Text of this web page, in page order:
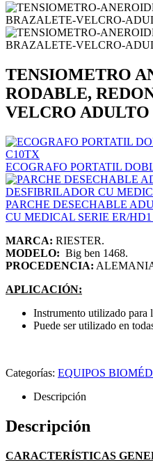
TENSIOMETRO
RODABLE,
VELCRO ADULTO
ECOGRAFO PORTATIL
PARCHE DESECHABLE
CU MEDICAL SERIE ER/
MARCA: RIESTER.
MODELO: Big ben 1468.
PROCEDENCIA:
APLICACIÓN:
Instrumento utilizado para
Puede ser utilizado en
Categorías: EQUIPOS
Descripción
Descripción
CARACTERÍSTICAS